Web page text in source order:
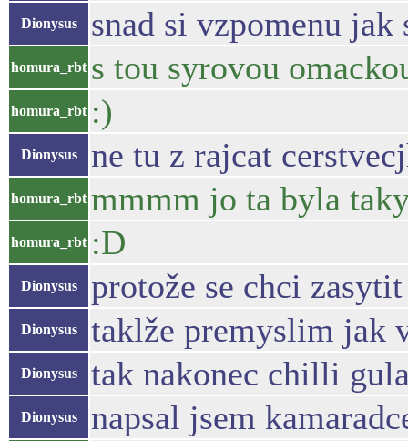
Dionysus snad si vzpomenu
homura_rbt s tou syrovou
homura_rbt :)
Dionysus ne tu z rajcat
homura_rbt mmmm jo ta byla
homura_rbt :D
Dionysus protože se chci
Dionysus taklže premyslim jak
Dionysus tak nakonec chilli
Dionysus napsal jsem